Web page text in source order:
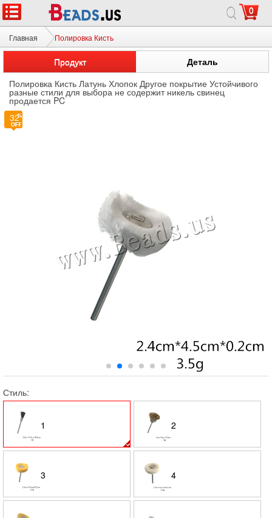
0
Главная Полировка Кисть
Продукт
Деталь
Полировка Кисть Латунь Хлопок Другое покрытие Устойчивого
разные стили для выбора не содержит никель свинец
продается PC
32
Стиль:
1 2
3 4